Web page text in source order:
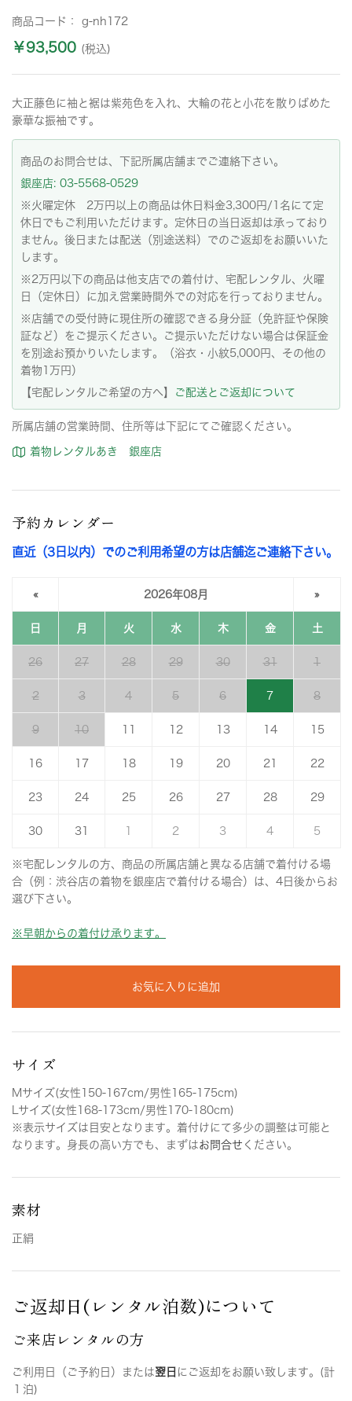
商品コード： g-nh172
￥93,500 (税込)
大正藤色に袖と裾は紫苑色を入れ、大輪の花と小花を散りばめた
豪華な振袖です。
商品のお問合せは、下記所属店舗までご連絡下さい。
銀座店: 03-5568-0529
※火曜定休 2万円以上の商品は休日料金3,300円/1名にて定
休日でもご利用いただけます。定休日の当日返却は承っており
ません。後日または配送（別途送料）でのご返却をお願いいた
します。
※2万円以下の商品は他支店での着付け、宅配レンタル、火曜
日（定休日）に加え営業時間外での対応を行っておりません。
※店舗での受付時に現住所の確認できる身分証（免許証や保険
証など）をご提示ください。ご提示いただけない場合は保証金
を別途お預かりいたします。（浴衣・小紋5,000円、その他の
着物1万円）
【宅配レンタルご希望の方へ】
ご配送とご返却について
所属店舗の営業時間、住所等は下記にてご確認ください。
着物レンタルあき 銀座店
予約カレンダー
直近（3日以内）でのご利用希望の方は店舗迄ご連絡下さい。
« 2026年08月 »
日 月 火 水 木 金 土
26 27 28 29 30 31 1
2 3 4 5 6 7 8
9 10 12 13 14 15
16 17 18 19 20 21 22
23 24 25 26 27 28 29
30 31 2 3 4 5
※宅配レンタルの方、商品の所属店舗と異なる店舗で着付ける場
合（例：渋谷店の着物を銀座店で着付ける場合）は、4日後からお
選び下さい。
※早朝からの着付け承ります。
お気に入りに追加
サイズ
Mサイズ(女性150-167cm/男性165-175cm)
Lサイズ(女性168-173cm/男性170-180cm)
※表示サイズは目安となります。着付けにて多少の調整は可能と
なります。身長の高い方でも、まずはお問合せ ください。
素材
正絹
ご返却日(レンタル泊数)について
ご来店レンタルの方
ご利用日（ご予約日）または翌日 にご返却をお願い致します。(計
１泊)